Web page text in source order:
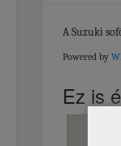
A Suzuki
Powered by
Ez is